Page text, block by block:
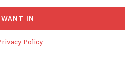
IN
Policy.